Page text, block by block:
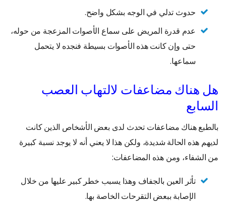
حدوث تدلي في الوجه بشكل واضح.
عدم قدرة المريض على سماع الأصوات المزعجة من حوله،
حتى وإن كانت هذه الأصوات بسيطة فنجده لا يتحمل
سماعها.
هل هناك مضاعفات لالتهاب العصب
السابع
بالطبع هناك مضاعفات تحدث لدى بعض الأشخاص الذين كانت
لديهم هذه الحالة شديدة، ولكن هذا لا يعني أنه لا يوجد نسبة كبيرة
من الشفاء، ومن هذه المضاعفات:
تأثر العين بالجفاف وهذا يسبب خطر كبير عليها من خلال
الإصابة ببعض التقرحات الخاصة بها.